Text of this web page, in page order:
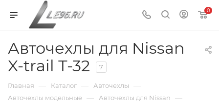
0
Авточехлы для Nissan
X-trail Т-32
7
Главная — Каталог — Авточехлы —
Авточехлы модельные — Авточехлы для Nissan —